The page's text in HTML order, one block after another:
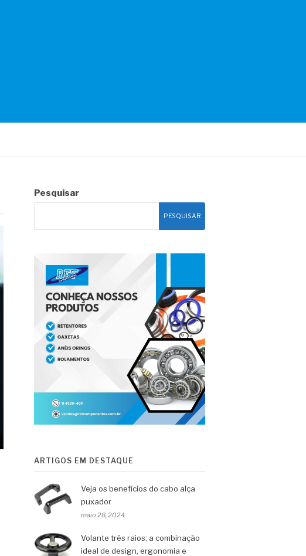
Pesquisar
PESQUISAR
ARTIGOS EM DESTAQUE
Veja os benefícios do cabo alça
puxador
maio 28, 2024
Volante três raios: a combinação
ideal de design, ergonomia e